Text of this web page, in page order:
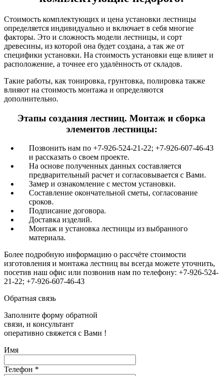
Стоимость комплектующих и цена установки лестницы
определяется индивидуально и включает в себя многие
факторы. Это и сложность модели лестницы, и сорт
древесины, из которой она будет создана, а так же от
специфики установки. На стоимость установки еще влияет и
расположение, а точнее его удалённость от складов.
Такие работы, как тонировка, грунтовка, полировка также
влияют на стоимость монтажа и определяются
дополнительно.
Этапы создания лестниц. Монтаж и сборка
элементов лестницы:
Позвонить нам по +7-926-524-21-22; +7-926-607-46-43
и рассказать о своем проекте.
На основе полученных данных составляется
предварительный расчет и согласовывается с Вами.
Замер и ознакомление с местом установки.
Составление окончательной сметы, согласование
сроков.
Подписание договора.
Доставка изделий.
Монтаж и установка лестницы из выбранного
материала.
Более подробную информацию о рассчёте стоимости
изготовления и монтажа лестниц вы всегда можете уточнить,
посетив наш офис или позвонив нам по телефону: +7-926-524-
21-22; +7-926-607-46-43
Обратная связь
Заполните форму обратной
связи, и консультант
оперативно свяжется с Вами !
Имя
Телефон *